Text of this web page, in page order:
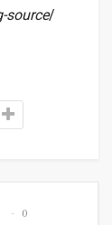
source/
0